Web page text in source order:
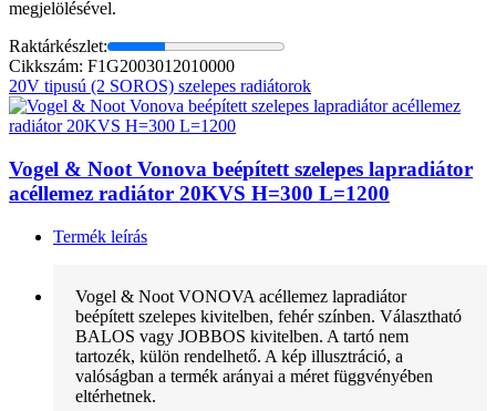
megjelölésével.
Raktárkészlet:
Cikkszám: F1G2003012010000
20V tipusú (2 SOROS) szelepes radiátorok
Vogel & Noot Vonova beépített szelepes lapradiátor
acéllemez radiátor 20KVS H=300 L=1200
Termék leírás
Vogel & Noot VONOVA acéllemez lapradiátor
beépített szelepes kivitelben, fehér színben. Választható
BALOS vagy JOBBOS kivitelben. A tartó nem
tartozék, külön rendelhető. A kép illusztráció, a
valóságban a termék arányai a méret függvényében
eltérhetnek.